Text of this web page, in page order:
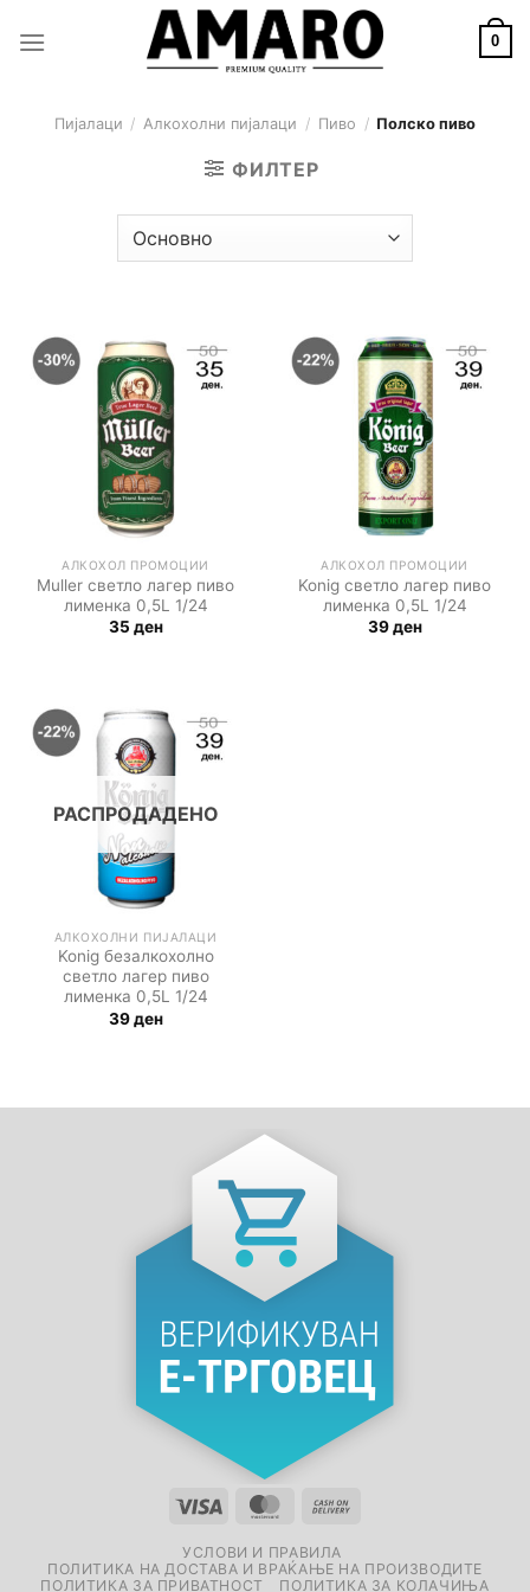
0
Пијалаци / Алкохолни пијалаци / Пиво / Полско пиво
ФИЛТЕР
АЛКОХОЛ ПРОМОЦИИ
Muller светло лагер пиво
лименка 0,5L 1/24
35 ден
АЛКОХОЛ ПРОМОЦИИ
Konig светло лагер пиво
лименка 0,5L 1/24
39ден
РАСПРОДАДЕНО
АЛКОХОЛНИ ПИЈАЛАЦИ
Konig безалкохолно
светло лагер пиво
лименка 0,5L 1/24
39ден
УСЛОВИ И ПРАВИЛА
ПОЛИТИКА НА ДОСТАВА И ВРАЌАЊЕ НА ПРОИЗВОДИТЕ
ПОЛИТИКА ЗА ПРИВАТНОСТ
ПОЛИТИКА ЗА КОЛАЧИЊА